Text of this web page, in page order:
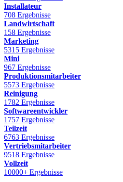
Installateur
708 Ergebnisse
Landwirtschaft
158 Ergebnisse
Marketing
5315 Ergebnisse
Mini
967 Ergebnisse
Produktionsmitarbeiter
5573 Ergebnisse
Reinigung
1782 Ergebnisse
Softwareentwickler
1757 Ergebnisse
Teilzeit
6763 Ergebnisse
Vertriebsmitarbeiter
9518 Ergebnisse
Vollzeit
10000+ Ergebnisse